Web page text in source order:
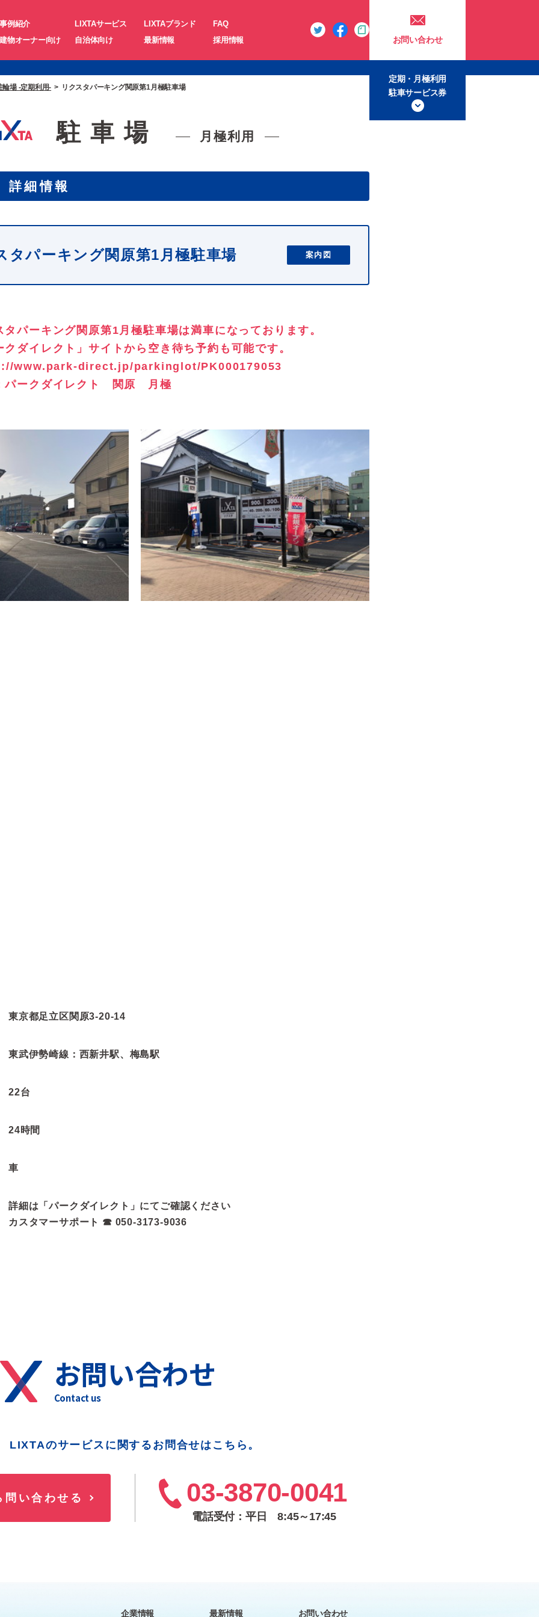
事例紹介 LIXTAサービス LIXTAブランド
FAQ
建物オーナー向け 自治体向け 最新情報 採用情報 お問い合わせ
定期・月極利用
駐車サービス券
輪場 -定期利用- リクスタパーキング関原第1月極駐車場
駐車場 月極利用
細情報
タパーキング関原第1月極駐車場 案内図
タパーキング関原第1月極駐車場は満車になっております。
クダイレクト」サイトから空き待ち予約も可能です。
www.park-direct.jp/parkinglot/PK000179053
パークダイレクト 関原 月極
東京都足立区関原3-20-14
東武伊勢崎線：西新井駅、梅島駅
22台
24時間
車
詳細は「パークダイレクト」にてご確認ください
カスタマーサポート ☎ 050-3173-9036
お問い合わせ
LIXTAのサービスに関するお問合せはこちら。
問い合わせる 03-3870-0041
電話受付：平日 8:45～17:45
企業情報 最新情報 お問い合わせ